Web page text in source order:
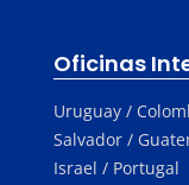
Oficinas
Uruguay /
Salvador /
Israel / Portugal